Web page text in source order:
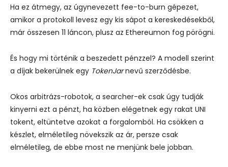
Ha ez átmegy, az úgynevezett fee-to-burn gépezet,
amikor a protokoll levesz egy kis sápot a kereskedésekből,
már összesen 11 láncon, plusz az Ethereumon fog pörögni.
És hogy mi történik a beszedett pénzzel? A modell szerint
a díjak bekerülnek egy TokenJarnevű szerződésbe.
Okos arbitrázs-robotok, a searcher-ek csak úgy tudják
kinyerni ezt a pénzt, ha közben elégetnek egy rakat UNI
tokent, eltüntetve azokat a forgalomból. Ha csökken a
készlet, elméletileg növekszik az ár, persze csak
elméletileg, de ebbe most ne menjünk bele jobban.